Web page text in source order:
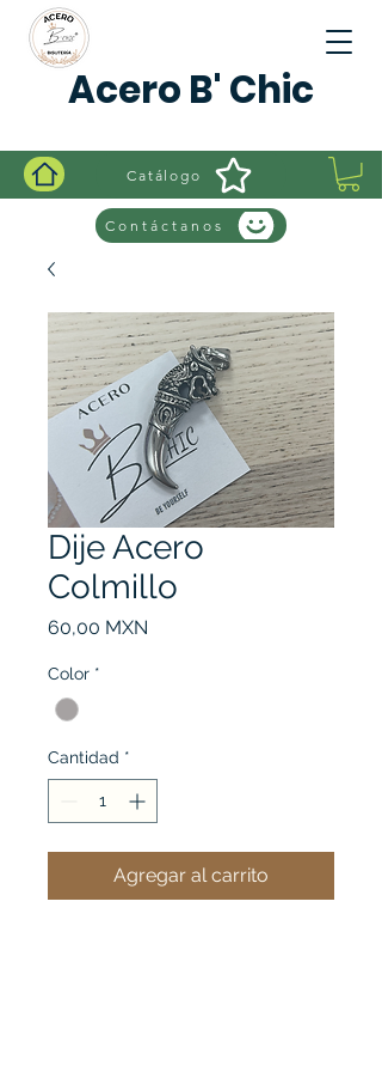
Acero B' Chic
Catálogo
Contáctanos
Dije Acero
Colmillo
60,00 MXN
Color *
Cantidad *
Agregar al carrito